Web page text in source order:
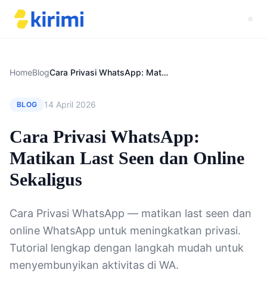
HomeBlog Cara Privasi WhatsApp: Matikan Last Seen dan Online Sekaligus
BLOG 14 April 2026
Cara Privasi WhatsApp:
Matikan Last Seen dan Online
Sekaligus
Cara Privasi WhatsApp — matikan last seen dan
online WhatsApp untuk meningkatkan privasi.
Tutorial lengkap dengan langkah mudah untuk
menyembunyikan aktivitas di WA.